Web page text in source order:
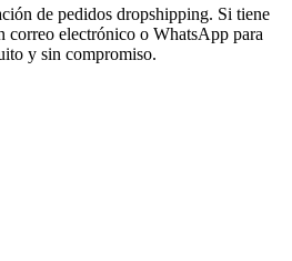
de pedidos dropshipping. Si tiene
correo electrónico o WhatsApp para
y sin compromiso.